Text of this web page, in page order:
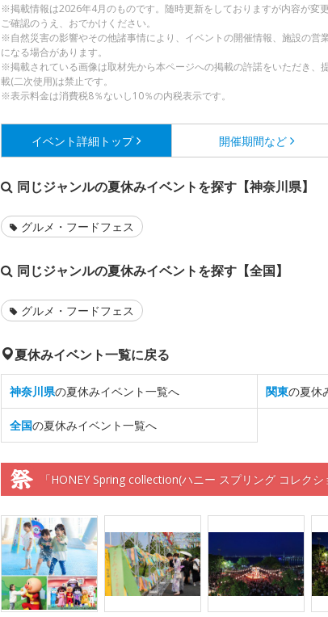
※掲載情報は2026年4月のものです。随時更新をしておりますが内容が変
ご確認のうえ、おでかけください。
※自然災害の影響やその他諸事情により、イベントの開催情報、施設の営
になる場合があります。
※掲載されている画像は取材先から本ページへの掲載の許諾をいただき、
載(二次使用)は禁止です。
※表示料金は消費税8％ないし10％の内税表示です。
イベント詳細 トップ 開催期間など
同じジャンルの夏休みイベントを探す【神奈川県】
グルメ・フードフェス
同じジャンルの夏休みイベントを探す【全国】
グルメ・フードフェス
夏休みイベント一覧に戻る
神奈川県の夏休みイベント一覧へ 関東の夏休
全国の夏休みイベント一覧へ
「HONEY Spring collection(ハニー スプリング コレク